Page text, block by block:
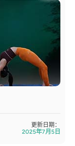
更新日期：
2025年7月5日